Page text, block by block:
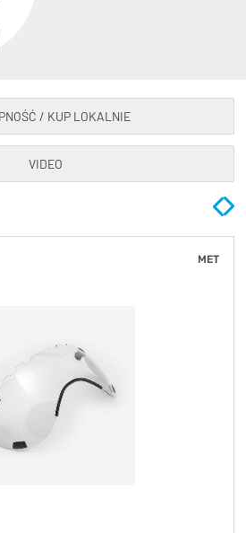
/ KUP LOKALNIE
VIDEO
MET